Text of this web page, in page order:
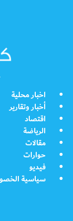
اخبار محلية
أخبار وتقارير
اقتصاد
الرياضة
مقالات
حوارات
فيديو
سياسية